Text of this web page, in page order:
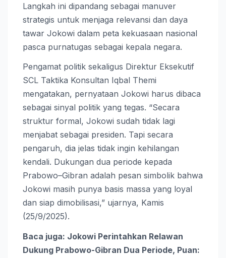
Langkah ini dipandang sebagai manuver
strategis untuk menjaga relevansi dan daya
tawar Jokowi dalam peta kekuasaan nasional
pasca purnatugas sebagai kepala negara.
Pengamat politik sekaligus Direktur Eksekutif
SCL Taktika Konsultan Iqbal Themi
mengatakan, pernyataan Jokowi harus dibaca
sebagai sinyal politik yang tegas. “Secara
struktur formal, Jokowi sudah tidak lagi
menjabat sebagai presiden. Tapi secara
pengaruh, dia jelas tidak ingin kehilangan
kendali. Dukungan dua periode kepada
Prabowo–Gibran adalah pesan simbolik bahwa
Jokowi masih punya basis massa yang loyal
dan siap dimobilisasi,” ujarnya, Kamis
(25/9/2025).
Baca juga: Jokowi Perintahkan Relawan
Dukung Prabowo-Gibran Dua Periode, Puan: